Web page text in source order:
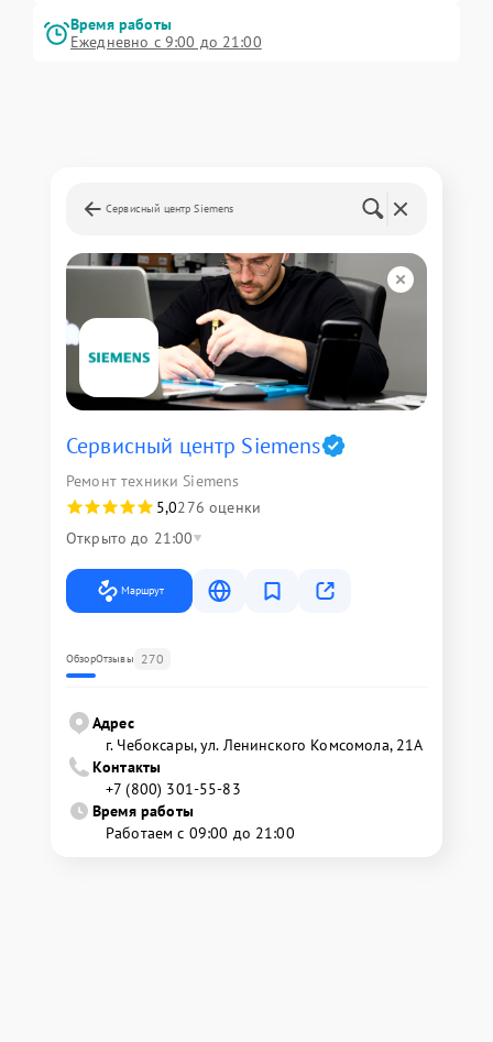
Время работы
Ежедневно с 9:00 до 21:00
Сервисный центр Siemens
Сервисный центр Siemens
Ремонт техники Siemens
5,0276 оценки
Открыто до 21:00
Маршрут
ОбзорОтзывы 270
Адрес
г. Чебоксары, ул. Ленинского Комсомола, 21А
Контакты
+7 (800) 301-55-83
Время работы
Работаем с 09:00 до 21:00